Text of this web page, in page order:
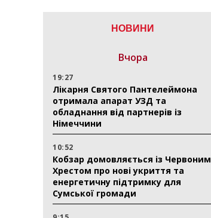
НОВИНИ
Вчора
19:27
Лікарня Святого Пантелеймона
отримала апарат УЗД та
обладнання від партнерів із
Німеччини
10:52
Кобзар домовляється із Червоним
Хрестом про нові укриття та
енергетичну підтримку для
Сумської громади